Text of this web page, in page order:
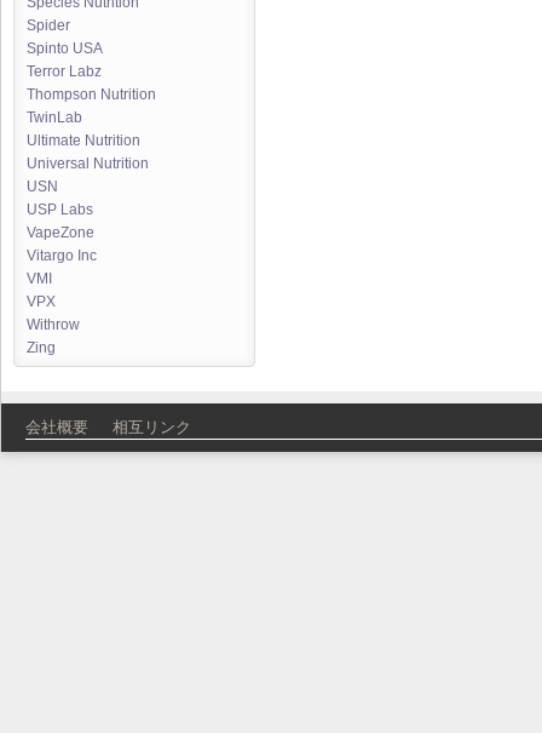
Spider
Spinto USA
Terror Labz
Thompson Nutrition
TwinLab
Ultimate Nutrition
Universal Nutrition
USN
USP Labs
VapeZone
Vitargo Inc
VMI
VPX
Withrow
Zing
会社概要 相互リンク